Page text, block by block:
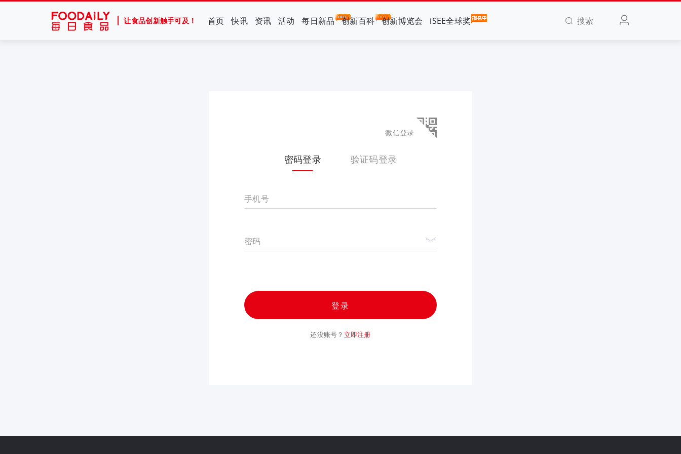
让食品创新触手可及！ 首页 快讯 资讯 活动 每日新品 创新百科 创新博览会 iSEE全球奖 搜索
微信登录
密码登录 验证码登录
手机号
密码
登录
还没账号？ 立即注册